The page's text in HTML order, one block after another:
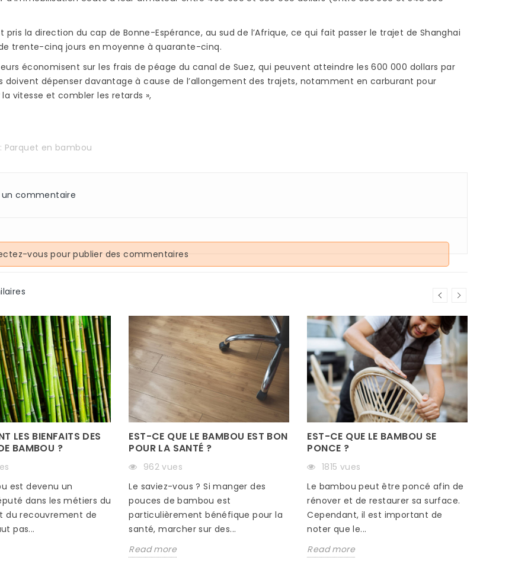
bien
PARQUET BAMBOU :
AVANTAGES ET
Le choix du bambou
nombreux avantages.
Read more
QUEL VERNIS POUR UN
Read more
pris la direction du cap de Bonne-Espérance, au sud de l’Afrique, ce qui fait passer le trajet de Shanghai
trente-cinq jours en moyenne à quarante-cinq.
économisent sur les frais de péage du canal de Suez, qui peuvent atteindre les 600 000 dollars par
doivent dépenser davantage à cause de l’allongement des trajets, notamment en carburant pour
vitesse et combler les retards »,
Parquet en bambou
un commentaire
vous pour publier des commentaires
LES BIENFAITS DES
BAMBOU ?
est devenu un
dans les métiers du
du recouvrement de
pas...
EST-CE QUE LE BAMBOU EST BON
POUR LA SANTÉ ?
962 vues
Le saviez-vous ? Si manger des
pouces de bambou est
particulièrement bénéfique pour la
santé, marcher sur des...
Read more
EST-CE QUE LE BAMBOU SE
PONCE ?
1815 vues
Le bambou peut être poncé afin de
rénover et de restaurer sa surface.
Cependant, il est important de
noter que le...
Read more